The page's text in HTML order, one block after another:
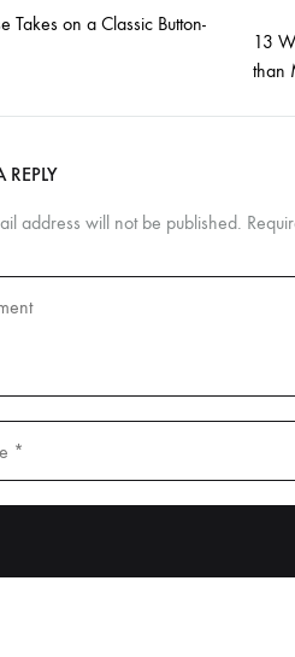
Takes on a Classic Button-
13
than
REPLY
address will not be published.